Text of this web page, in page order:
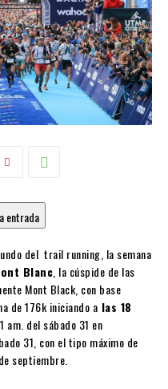
entrada
del trail running, la semana
Blanc , la cúspide de las
Mont Black, con base
de 176k iniciando a las 18
am. del sábado 31 en
31, con el tipo máximo de
septiembre.